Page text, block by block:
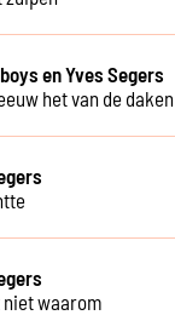
en Yves Segers
het van de daken
niet waarom